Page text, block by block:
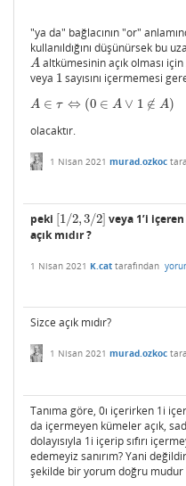
"ya da" bağlacının "or"
kullanıldığını düşünürsek bu
A
A altkümesinin açık olması için
veya 1
1sayısını içermemesi
A ∈ τ ⇔ (0 ∈ A ∨ 1 ∉ A)
A ∈τ⇔(0 ∈A∨ 1∉ A )
olacaktır.
1 Nisan 2021 murad.ozkoc
peki [1/2, 3/2]
1/2,3/2]
veya 1’i
açık mıdır ?
1 Nisan 2021 K.cat tarafından
Sizce açık mıdır?
1 Nisan 2021 murad.ozkoc
Tanıma göre, 0ı içerirken 1i
da içermeyen kümeler açık,
dolayısıyla 1i içerip sıfırı
edemeyiz sanırım? Yani
şekilde bir yorum doğru mudur